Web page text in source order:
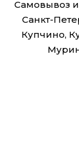
Самовывоз
Санкт-
Купчино,